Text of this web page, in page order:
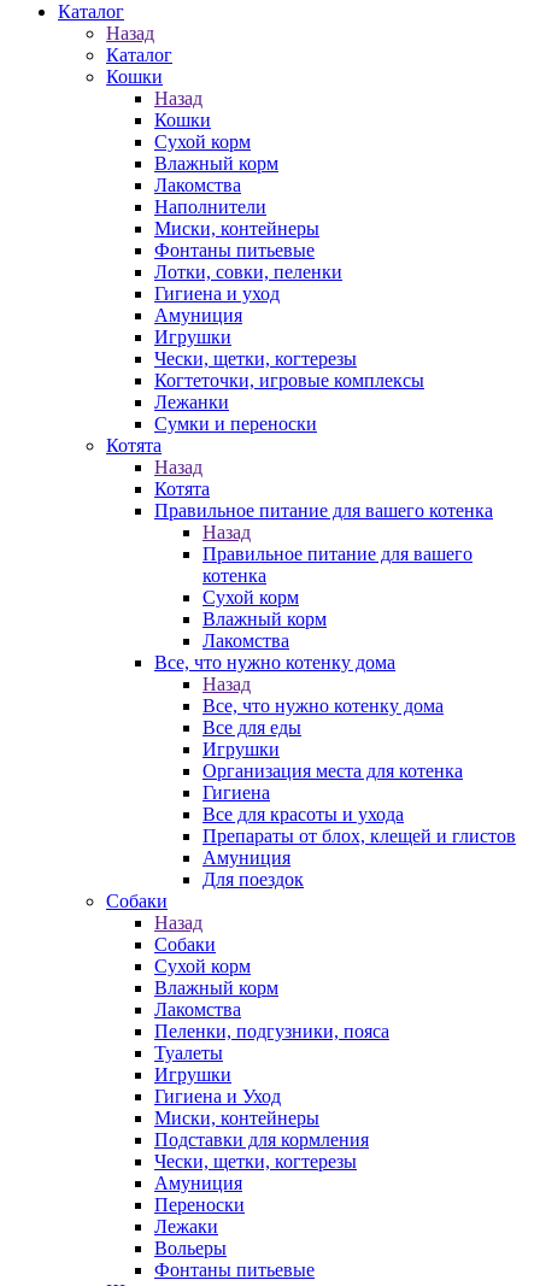
Каталог
Назад
Каталог
Кошки
Назад
Кошки
Сухой корм
Влажный корм
Лакомства
Наполнители
Миски, контейнеры
Фонтаны питьевые
Лотки, совки, пеленки
Гигиена и уход
Амуниция
Игрушки
Чески, щетки, когтерезы
Когтеточки, игровые комплексы
Лежанки
Сумки и переноски
Котята
Назад
Котята
Правильное питание для вашего котенка
Назад
Правильное питание для вашего
котенка
Сухой корм
Влажный корм
Лакомства
Все, что нужно котенку дома
Назад
Все, что нужно котенку дома
Все для еды
Игрушки
Организация места для котенка
Гигиена
Все для красоты и ухода
Препараты от блох, клещей и глистов
Амуниция
Для поездок
Собаки
Назад
Собаки
Сухой корм
Влажный корм
Лакомства
Пеленки, подгузники, пояса
Туалеты
Игрушки
Гигиена и Уход
Миски, контейнеры
Подставки для кормления
Чески, щетки, когтерезы
Амуниция
Переноски
Лежаки
Вольеры
Фонтаны питьевые